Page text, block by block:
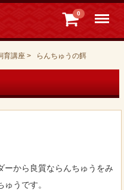
0 Menu
育講座 らんちゅうの餌
ーから良質ならんちゅうをみ
うです。